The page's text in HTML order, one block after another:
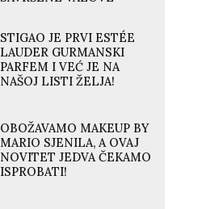
STIGAO JE PRVI ESTÉE
LAUDER GURMANSKI
PARFEM I VEĆ JE NA
NAŠOJ LISTI ŽELJA!
OBOŽAVAMO MAKEUP BY
MARIO SJENILA, A OVAJ
NOVITET JEDVA ČEKAMO
ISPROBATI!